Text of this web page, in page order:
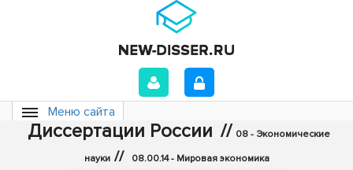
Меню сайта
Диссертации России // 08 - Экономические
науки // 08.00.14 - Мировая экономика